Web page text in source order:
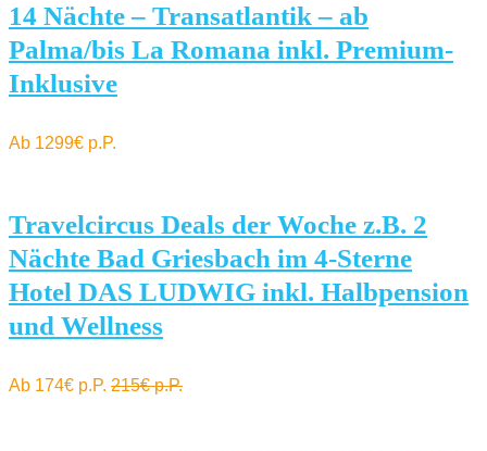
14 Nächte – Transatlantik – ab
Palma/bis La Romana inkl. Premium-
Inklusive
Ab 1299€ p.P.
Travelcircus Deals der Woche z.B. 2
Nächte Bad Griesbach im 4-Sterne
Hotel DAS LUDWIG inkl. Halbpension
und Wellness
Ab 174€ p.P. 215€ p.P.